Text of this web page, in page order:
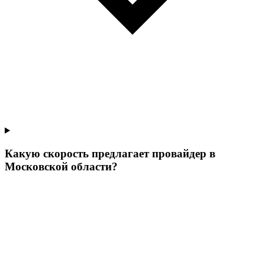
Какую скорость предлагает провайдер в
Московской области?